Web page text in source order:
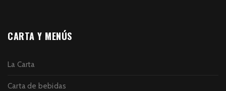
CARTA Y MENÚS
La Carta
Carta de bebidas